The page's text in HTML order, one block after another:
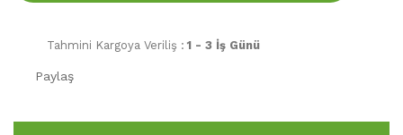
Tahmini Kargoya Veriliş : 1 - 3 İş Günü
Paylaş